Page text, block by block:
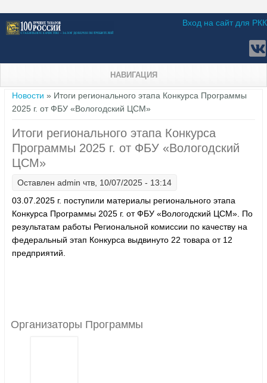
Вход на сайт для РКК
НАВИГАЦИЯ
Вы здесь
Новости » Итоги регионального этапа Конкурса Программы
2025 г. от ФБУ «Вологодский ЦСМ»
Итоги регионального этапа Конкурса
Программы 2025 г. от ФБУ «Вологодский
ЦСМ»
Оставлен admin чтв, 10/07/2025 - 13:14
03.07.2025 г. поступили материалы регионального этапа
Конкурса Программы 2025 г. от ФБУ «Вологодский ЦСМ». По
результатам работы Региональной комиссии по качеству на
федеральный этап Конкурса выдвинуто 22 товара от 12
предприятий.
Организаторы Программы